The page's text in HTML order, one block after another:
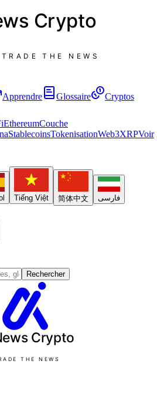
Crypto
TRADE THE NEWS
Apprendre Glossaire
Cryptos
EthereumCouche
StablecoinsTokenisationWeb3XRPVoir
Tiếng Việt 简体中文 فارسی
Rechercher
Crypto
THE NEWS